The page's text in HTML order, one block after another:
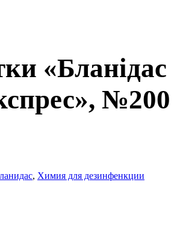
«Бланідас
№200
, Химия для дезинфенкции